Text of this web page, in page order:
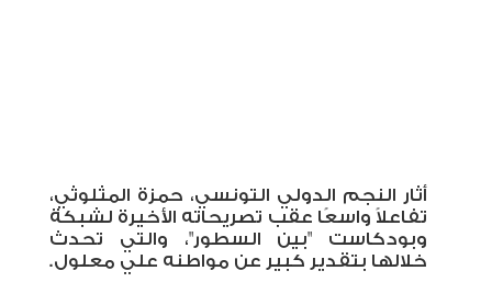
أثار النجم الدولي التونسي، حمزة المثلوثي،
تفاعلاً واسعًا عقب تصريحاته الأخيرة لشبكة
وبودكاست "بين السطور"، والتي تحدث
خلالها بتقدير كبير عن مواطنه علي معلول.